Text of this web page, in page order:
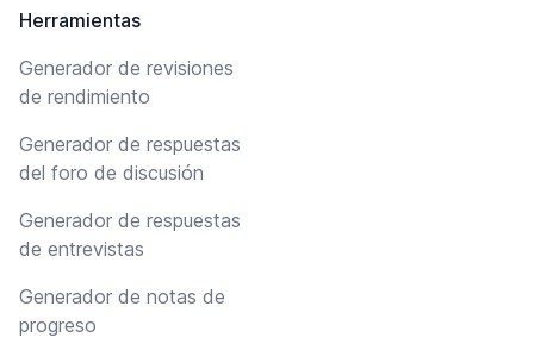
Herramientas
Generador de revisiones
de rendimiento
Generador de respuestas
del foro de discusión
Generador de respuestas
de entrevistas
Generador de notas de
progreso